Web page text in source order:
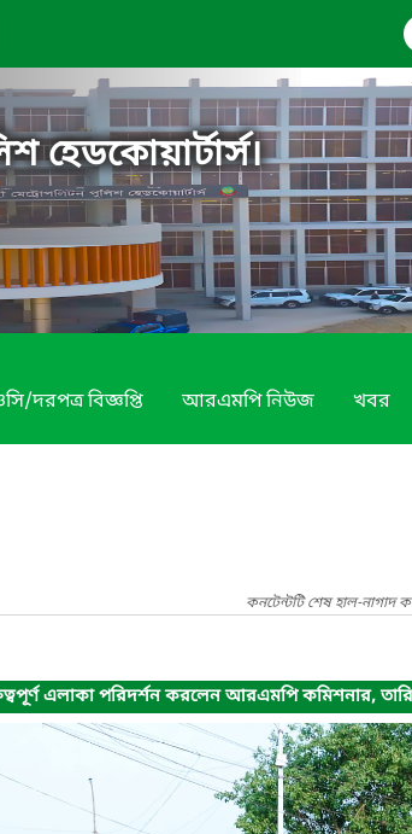
হেডকোয়ার্টার্স।
দরপত্র বিজ্ঞপ্তি আরএমপি নিউজ খবর
কনটেন্টটি শেষ হাল-নাগাদ
এলাকা পরিদর্শন করলেন আরএমপি কমিশনার,